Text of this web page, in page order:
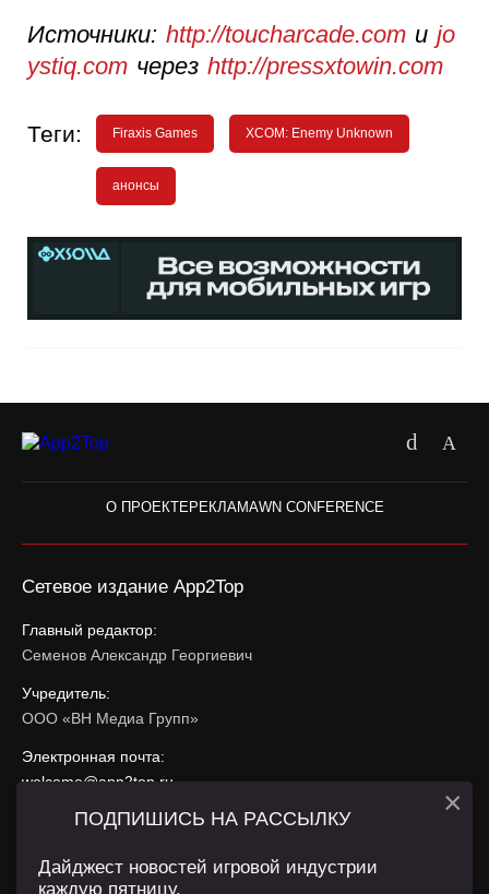
Источники: http://toucharcade.com и jo
ystiq.com через http://pressxtowin.com
Теги: Firaxis Games XCOM: Enemy Unknown
анонсы
О ПРОЕКТЕРЕКЛАМАWN CONFERENCE
Сетевое издание App2Top
Главный редактор:
Семенов Александр Георгиевич
Учредитель:
ООО «ВН Медиа Групп»
Электронная почта:
welcome@app2top.ru
При использовании материалов активная ссылка на
ПОДПИШИСЬ НА РАССЫЛКУ
Дайджест новостей игровой индустрии
каждую пятницу.
×